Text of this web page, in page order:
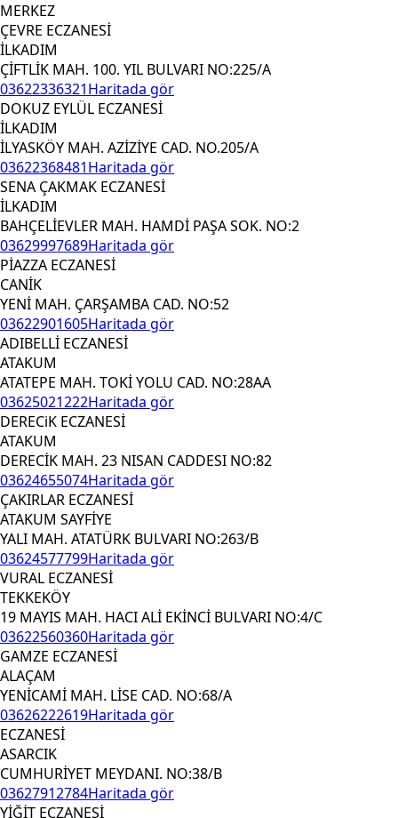
MERKEZ
ÇEVRE ECZANESİ
İLKADIM
ÇİFTLİK MAH. 100. YIL BULVARI NO:225/A
03622336321Haritada gör
DOKUZ EYLÜL ECZANESİ
İLKADIM
İLYASKÖY MAH. AZİZİYE CAD. NO.205/A
03622368481Haritada gör
SENA ÇAKMAK ECZANESİ
İLKADIM
BAHÇELİEVLER MAH. HAMDİ PAŞA SOK. NO:2
03629997689Haritada gör
PİAZZA ECZANESİ
CANİK
YENİ MAH. ÇARŞAMBA CAD. NO:52
03622901605Haritada gör
ADIBELLİ ECZANESİ
ATAKUM
ATATEPE MAH. TOKİ YOLU CAD. NO:28AA
03625021222Haritada gör
DERECiK ECZANESİ
ATAKUM
DERECİK MAH. 23 NISAN CADDESI NO:82
03624655074Haritada gör
ÇAKIRLAR ECZANESİ
ATAKUM SAYFİYE
YALI MAH. ATATÜRK BULVARI NO:263/B
03624577799Haritada gör
VURAL ECZANESİ
TEKKEKÖY
19 MAYIS MAH. HACI ALİ EKİNCİ BULVARI NO:4/C
03622560360Haritada gör
GAMZE ECZANESİ
ALAÇAM
YENİCAMİ MAH. LİSE CAD. NO:68/A
03626222619Haritada gör
ECZANESİ
ASARCIK
CUMHURİYET MEYDANI. NO:38/B
03627912784Haritada gör
YİĞİT ECZANESİ